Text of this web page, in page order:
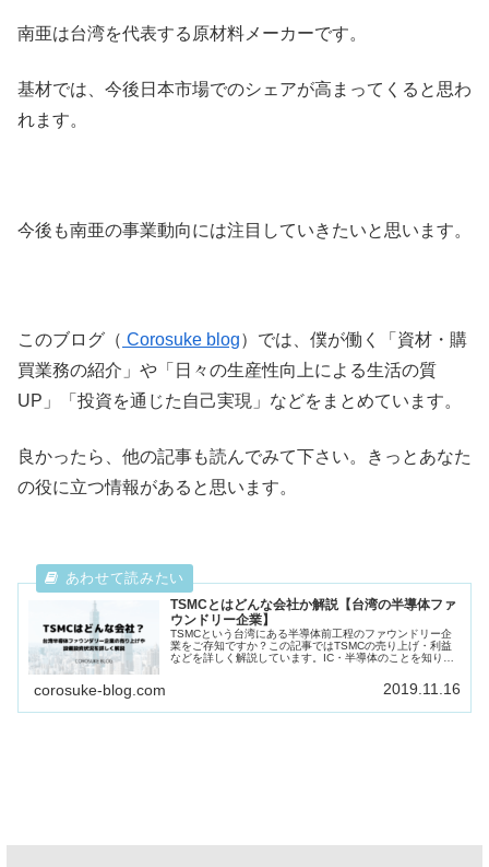
南亜は台湾を代表する原材料メーカーです。
基材では、今後日本市場でのシェアが高まってくると思わ
れます。
今後も南亜の事業動向には注目していきたいと思います。
このブログ（ Corosuke blog）では、僕が働く「資材・購
買業務の紹介」や「日々の生産性向上による生活の質
UP」「投資を通じた自己実現」などをまとめています。
良かったら、他の記事も読んでみて下さい。きっとあなた
の役に立つ情報があると思います。
TSMCとはどんな会社か解説【台湾の半導体ファ
ウンドリー企業】
TSMCという台湾にある半導体前工程のファウンドリー企
業をご存知ですか？この記事ではTSMCの売り上げ・利益
などを詳しく解説しています。IC・半導体のことを知りた
corosuke-blog.com 2019.11.16